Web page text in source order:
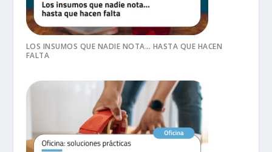
LOS INSUMOS QUE NADIE NOTA… HASTA QUE HACEN
FALTA